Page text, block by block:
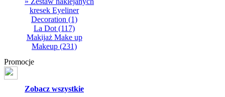
kresek Eyeliner
Decoration (1)
La Dot (117)
Makijaż Make up
Makeup (231)
Promocje
Zobacz wszystkie